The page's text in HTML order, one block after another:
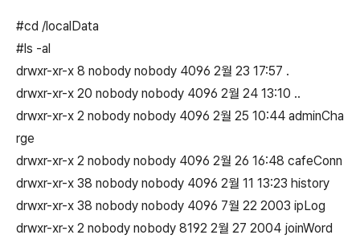
#cd /localData
#ls -al
drwxr-xr-x 8 nobody nobody 4096 2월 23 17:57 .
drwxr-xr-x 20 nobody nobody 4096 2월 24 13:10 ..
drwxr-xr-x 2 nobody nobody 4096 2월 25 10:44 adminCha
rge
drwxr-xr-x 2 nobody nobody 4096 2월 26 16:48 cafeConn
drwxr-xr-x 38 nobody nobody 4096 2월 11 13:23 history
drwxr-xr-x 38 nobody nobody 4096 7월 22 2003 ipLog
drwxr-xr-x 2 nobody nobody 8192 2월 27 2004 joinWord